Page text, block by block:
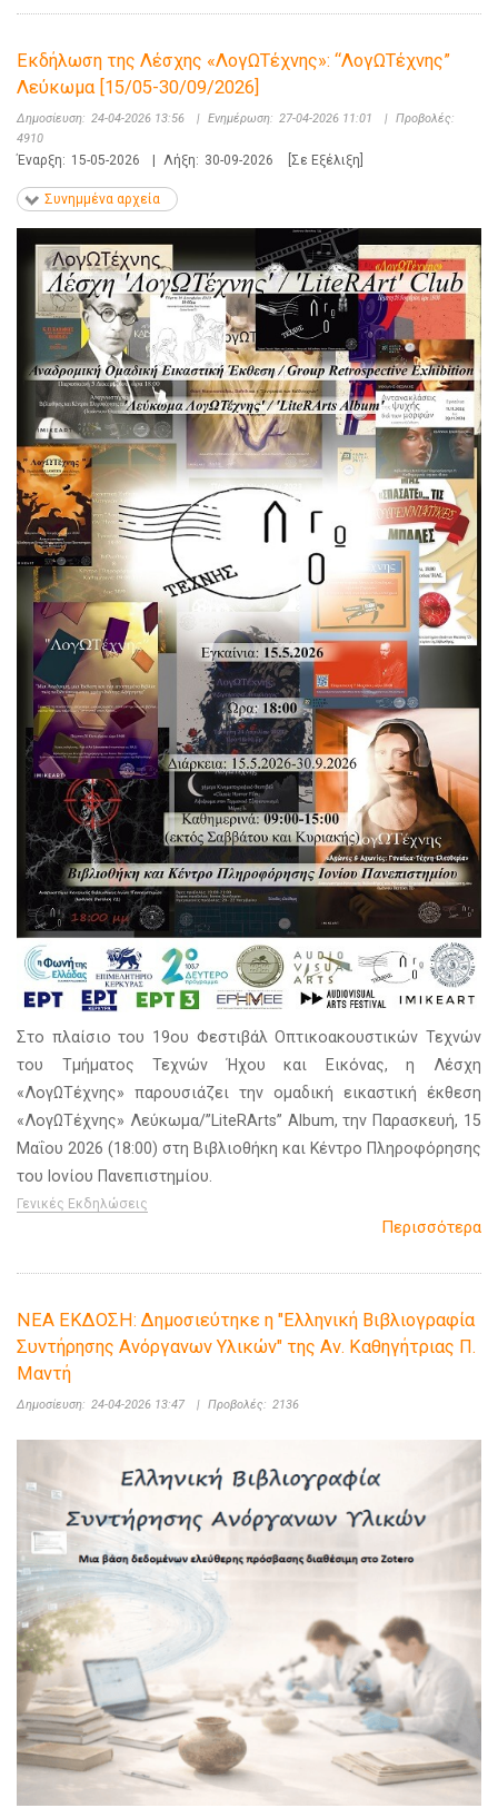
Εκδήλωση της Λέσχης «ΛογΩΤέχνης»: “ΛογΩΤέχνης”
Λεύκωμα [15/05-30/09/2026]
Δημοσίευση: 24-04-2026 13:56 | Ενημέρωση: 27-04-2026 11:01 | Προβολές:
4910
Έναρξη: 15-05-2026 | Λήξη: 30-09-2026 [Σε Εξέλιξη]
Συνημμένα αρχεία
Στο πλαίσιο του 19ου Φεστιβάλ Οπτικοακουστικών Τεχνών
του Τμήματος Τεχνών Ήχου και Εικόνας, η Λέσχη
«ΛογΩΤέχνης» παρουσιάζει την ομαδική εικαστική έκθεση
«ΛογΩΤέχνης» Λεύκωμα/”LiteRArts” Album, την Παρασκευή, 15
Μαΐου 2026 (18:00) στη Βιβλιοθήκη και Κέντρο Πληροφόρησης
του Ιονίου Πανεπιστημίου.
Γενικές Εκδηλώσεις
Περισσότερα
ΝΕΑ ΕΚΔΟΣΗ: Δημοσιεύτηκε η "Ελληνική Βιβλιογραφία
Συντήρησης Ανόργανων Υλικών" της Αν. Καθηγήτριας Π.
Μαντή
Δημοσίευση: 24-04-2026 13:47 | Προβολές: 2136